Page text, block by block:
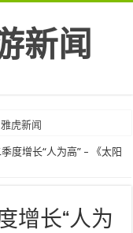
新闻
虎新闻
度增长“人为高” – 《太阳
增长“人为